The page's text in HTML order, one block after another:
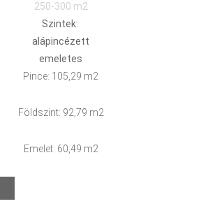
250-300 m2
Szintek:
alápincézett
emeletes
Pince: 105,29 m2
Földszint: 92,79 m2
Emelet: 60,49 m2